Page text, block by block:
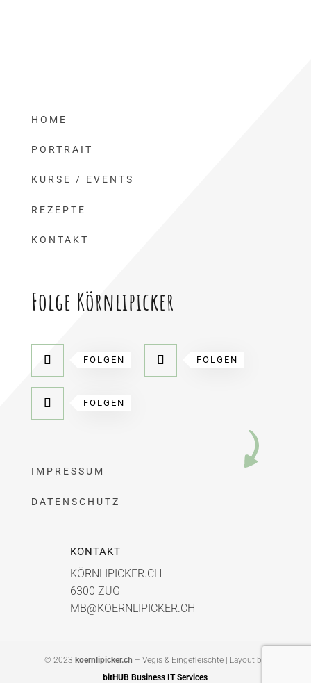
HOME
PORTRAIT
KURSE / EVENTS
REZEPTE
KONTAKT
Folge Körnlipicker
FOLGEN FOLGEN
FOLGEN
IMPRESSUM
DATENSCHUTZ
KONTAKT
KÖRNLIPICKER.CH
6300 ZUG
MB@KOERNLIPICKER.CH
© 2023 koernlipicker.ch – Vegis & Eingefleischte | Layout by
bitHUB Business IT Services